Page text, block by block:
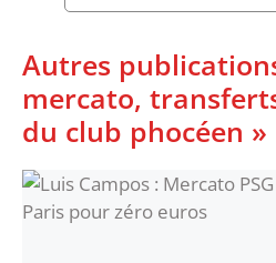
Autres
mercato,
du club phocéen »